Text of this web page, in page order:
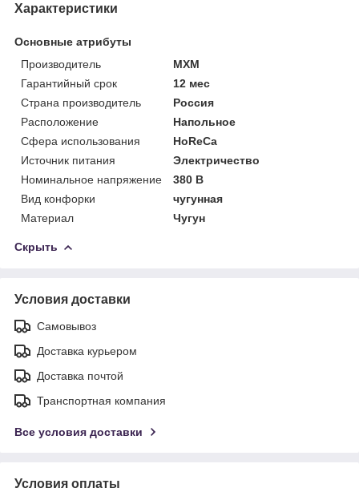
Характеристики
Основные атрибуты
Производитель
МХМ
Гарантийный срок
12 мес
Страна производитель
Россия
Расположение
Напольное
Сфера использования
HoReCa
Источник питания
Электричество
Номинальное напряжение
380 В
Вид конфорки
чугунная
Материал
Чугун
Скрыть
Условия доставки
Самовывоз
Доставка курьером
Доставка почтой
Транспортная компания
Все условия доставки
Условия оплаты